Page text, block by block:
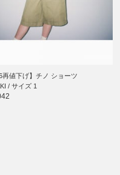
6再値下げ】チノ ショーツ
/ サイズ 1